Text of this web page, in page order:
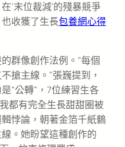
‘末位裁減’的殘暴競爭
收獲了生長包養網心得
群像創作法例。“每個
搶主線。”張巍提到，
“公轉”，7位練習生各
都有完全生長甜甜圈被
悖論，朝著金箔千紙鶴
。她盼望這種創作的